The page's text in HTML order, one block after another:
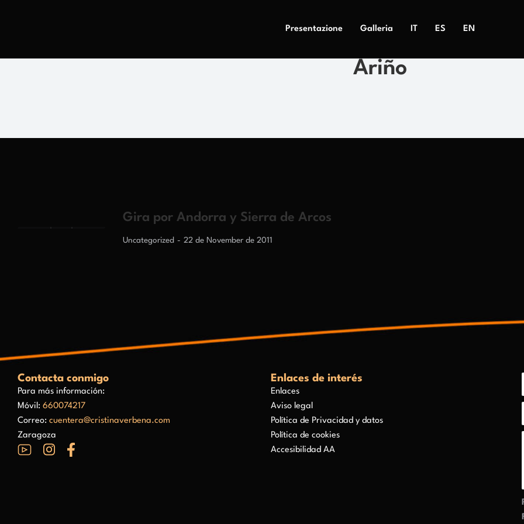
Presentazione Galleria IT ES EN
Ariño
Gira por Andorra y Sierra de Arcos
Uncategorized 22 de November de 2011
Contacta conmigo
Para más información:
Móvil: 660074217
Correo: cuentera@cristinaverbena.com
Zaragoza
Enlaces de interés
Enlaces
Aviso legal
Política de Privacidad y datos
Política de cookies
Accesibilidad AA